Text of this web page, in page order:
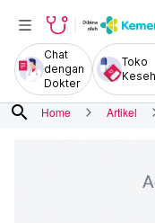
Chat
dengan
Dokter
Toko
search Home Artikel